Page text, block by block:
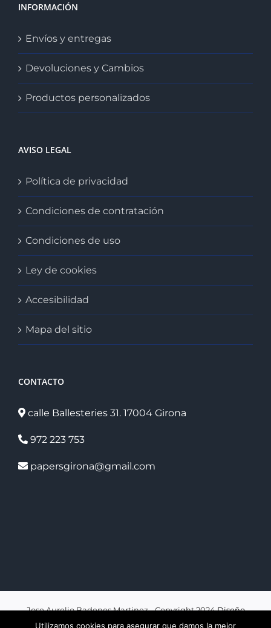
INFORMACIÓN
Envíos y entregas
Devoluciones y Cambios
Productos personalizados
AVISO LEGAL
Política de privacidad
Condiciones de contratación
Condiciones de uso
Ley de cookies
Accesibilidad
Mapa del sitio
CONTACTO
calle Ballesteries 31. 17004 Girona
972 223 753
papersgirona@gmail.com
Jose Aurelio Badenes Martinez - Copyright 2024Diseño
web valenciapor Zonadeweb.Legalidad web valenciapor
Utilizamos cookies para asegurar que damos la mejor